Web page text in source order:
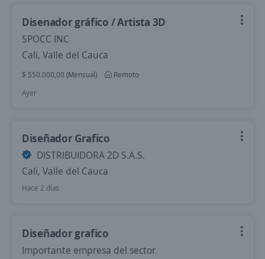
Disenador gráfico / Artista 3D
SPOCC INC
Cali, Valle del Cauca
$ 550.000,00 (Mensual)
Remoto
Ayer
Diseñador Grafico
DISTRIBUIDORA 2D S.A.S.
Cali, Valle del Cauca
Hace 2 días
Diseñador grafico
Importante empresa del sector